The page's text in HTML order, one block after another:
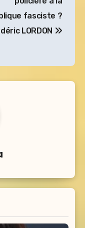
fasciste ?
LORDON